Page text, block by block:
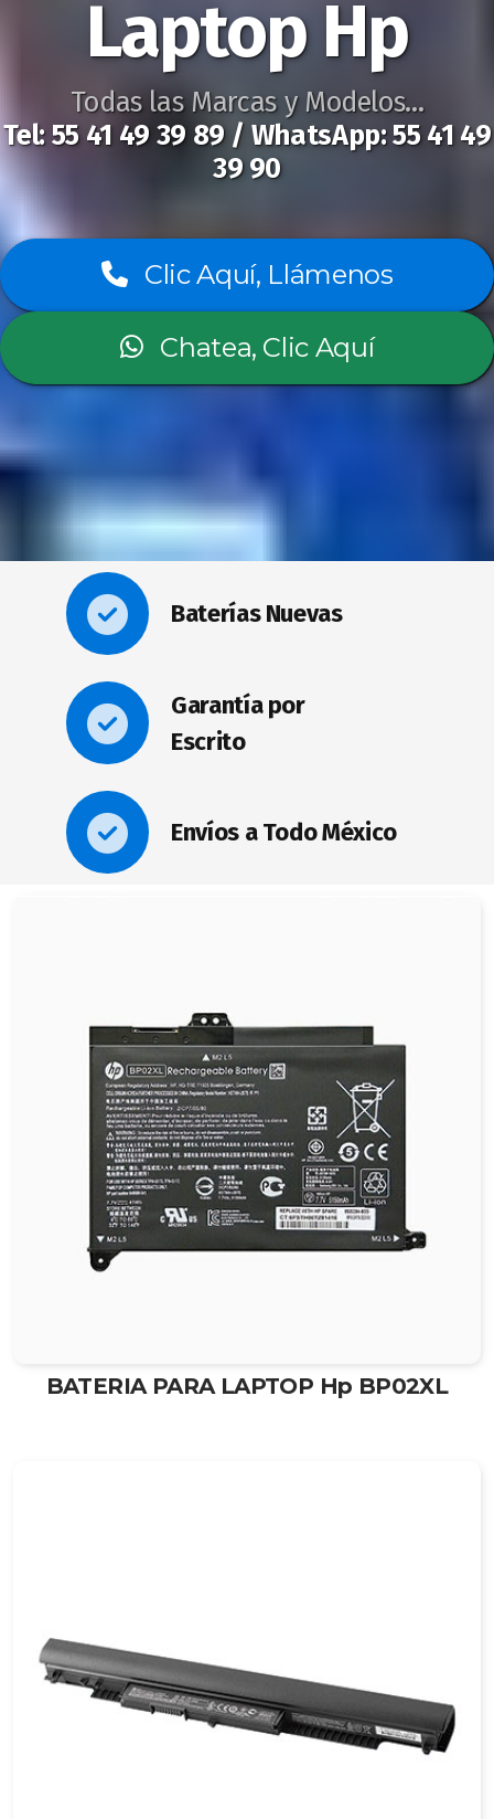
Laptop Hp
Todas las Marcas y Modelos...
Tel: 55 41 49 39 89 / WhatsApp: 55 41 49
39 90
Clic Aquí, Llámenos
Chatea, Clic Aquí
Baterías Nuevas
Garantía por
Escrito
Envíos a Todo México
BATERIA PARA LAPTOP Hp BP02XL